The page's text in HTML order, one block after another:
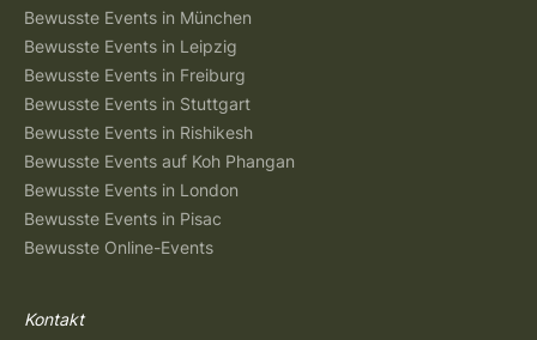
Bewusste Events in München
Bewusste Events in Leipzig
Bewusste Events in Freiburg
Bewusste Events in Stuttgart
Bewusste Events in Rishikesh
Bewusste Events auf Koh Phangan
Bewusste Events in London
Bewusste Events in Pisac
Bewusste Online-Events
Kontakt